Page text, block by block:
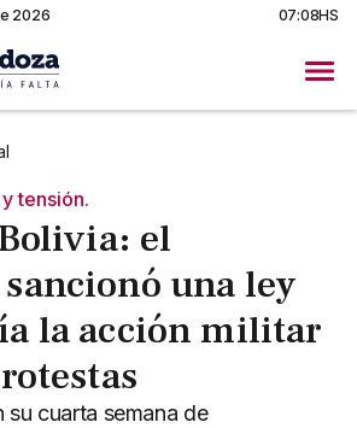
2026 07:08HS
tensión.
el
una ley
la acción militar
su cuarta semana de